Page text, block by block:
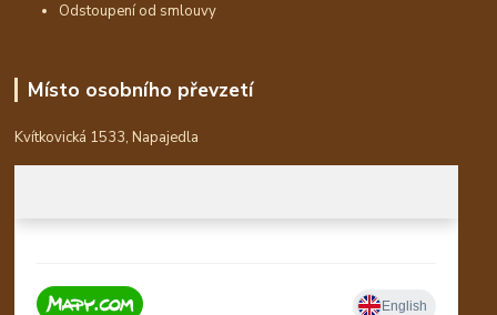
Odstoupení od smlouvy
Místo osobního převzetí
Kvítkovická 1533, Napajedla